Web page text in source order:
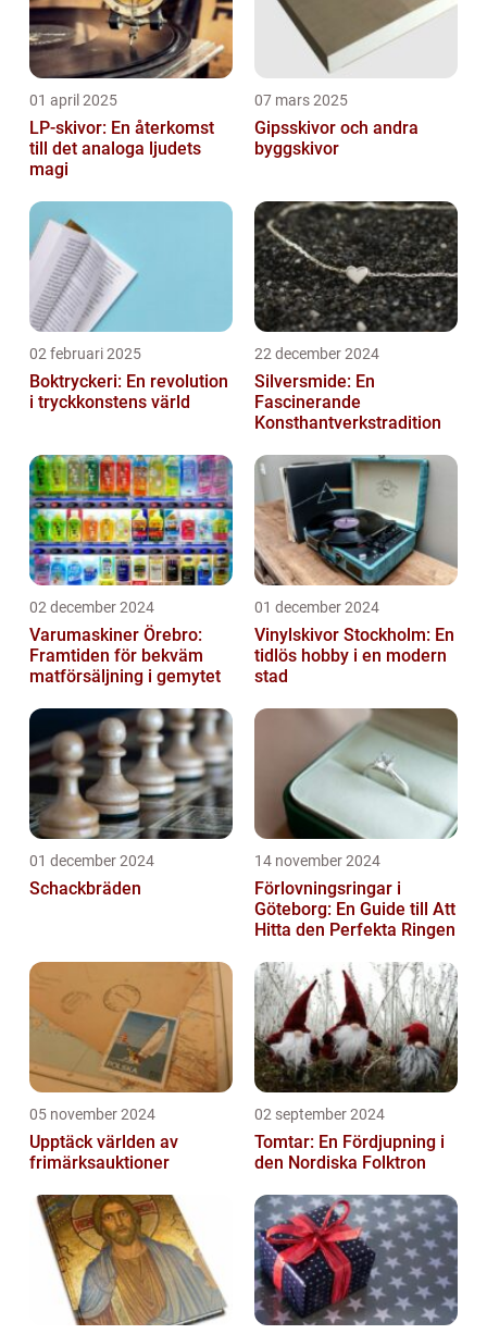
01 april 2025
LP-skivor: En återkomst
till det analoga ljudets
magi
07 mars 2025
Gipsskivor och andra
byggskivor
02 februari 2025
Boktryckeri: En revolution
i tryckkonstens värld
22 december 2024
Silversmide: En
Fascinerande
Konsthantverkstradition
02 december 2024
Varumaskiner Örebro:
Framtiden för bekväm
matförsäljning i gemytet
01 december 2024
Vinylskivor Stockholm: En
tidlös hobby i en modern
stad
01 december 2024
Schackbräden
14 november 2024
Förlovningsringar i
Göteborg: En Guide till Att
Hitta den Perfekta Ringen
05 november 2024
Upptäck världen av
frimärksauktioner
02 september 2024
Tomtar: En Fördjupning i
den Nordiska Folktron